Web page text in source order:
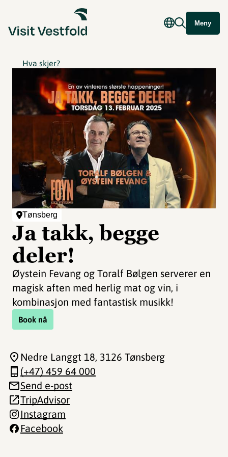
Meny
Hva skjer?
Tønsberg
Ja takk, begge
deler!
Øystein Fevang og Toralf Bølgen serverer en
magisk aften med herlig mat og vin, i
kombinasjon med fantastisk musikk!
Book nå
Nedre Langgt 18, 3126 Tønsberg
(+47) 459 64 000
Send e-post
TripAdvisor
Instagram
Facebook